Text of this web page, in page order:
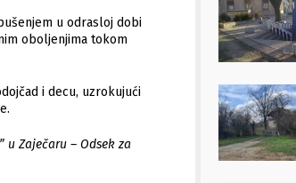
u odrasloj dobi
oboljenjima tokom
i decu, uzrokujući
u Zaječaru – Odsek za